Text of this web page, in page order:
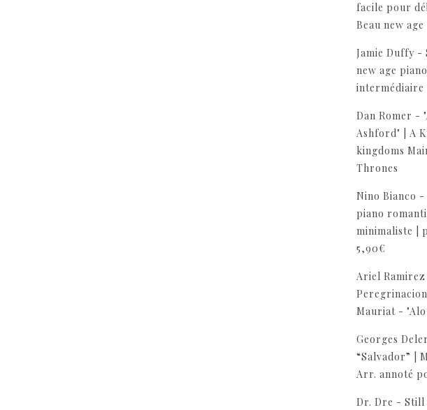
facile pour
Beau new
Jamie Duffy -
new age
intermédiaire
Dan Romer -
Ashford" | A
kingdoms
Thrones
Nino Bianco -
piano
minimaliste |
5,90€
Ariel
Mauriat -
Georges
“Salvador” |
Arr. annoté
Dr. Dre - Still